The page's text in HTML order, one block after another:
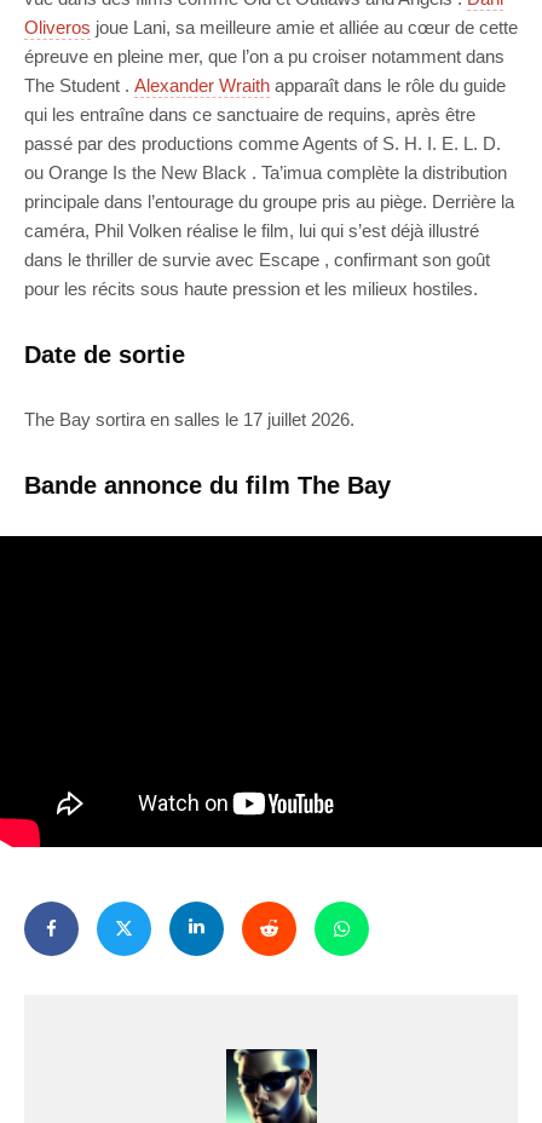
Oliveros joue Lani, sa meilleure amie et alliée au cœur de cette
épreuve en pleine mer, que l’on a pu croiser notamment dans
The Student . Alexander Wraith apparaît dans le rôle du guide
qui les entraîne dans ce sanctuaire de requins, après être
passé par des productions comme Agents of S. H. I. E. L. D.
ou Orange Is the New Black . Ta’imua complète la distribution
principale dans l’entourage du groupe pris au piège. Derrière la
caméra, Phil Volken réalise le film, lui qui s’est déjà illustré
dans le thriller de survie avec Escape , confirmant son goût
pour les récits sous haute pression et les milieux hostiles.
Date de sortie
The Bay sortira en salles le 17 juillet 2026.
Bande annonce du film The Bay